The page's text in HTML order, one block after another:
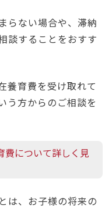
らない場合や、滞納
談することをおすす
養育費を受け取れて
う方からのご相談を
費について詳しく見
は、お子様の将来の